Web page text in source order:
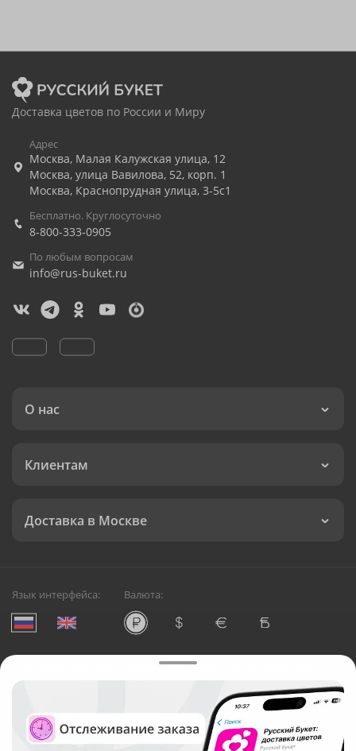
Доставка цветов по России и Миру
Адрес
Москва, Малая Калужская улица, 12
Москва, улица Вавилова, 52, корп. 1
Москва, Краснопрудная улица, 3-5с1
Бесплатно. Круглосуточно
8-800-333-0905
По любым вопросам
info@rus-buket.ru
О нас
Клиентам
Доставка в Москве
Язык интерфейса: Валюта:
Служба круглосуточной доставки цветов в Москве
Русский Букет, 2026
Общество с ограниченной ответственностью «Технология»
ОГРН: 1195476081745, ИНН: 5410081997
Юридический адрес: г. Новосибирск, ул. Ипподромская,